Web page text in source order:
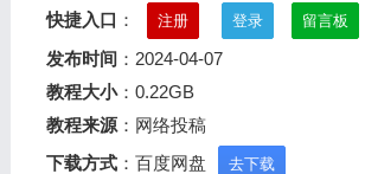
快捷入口 ： 注册 登录 留言板
发布时间 ：2024-04-07
教程大小：0.22GB
教程来源：网络投稿
下载方式：百度网盘 去下载